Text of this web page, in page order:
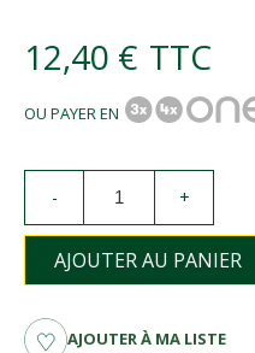
12,40 € TTC
OU PAYER EN
- +
AJOUTER AU PANIER
AJOUTER À MA LISTE